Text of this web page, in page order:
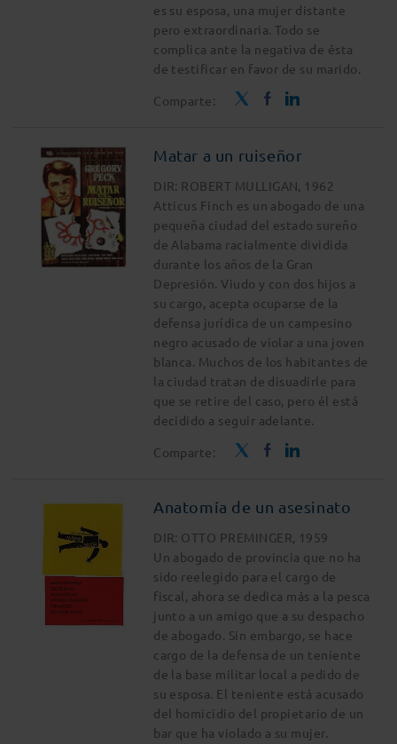
es su esposa, una mujer distante
pero extraordinaria. Todo se
complica ante la negativa de ésta
de testificar en favor de su marido.
Comparte:
Matar a un ruiseñor
DIR: ROBERT MULLIGAN, 1962
Atticus Finch es un abogado de una
pequeña ciudad del estado sureño
de Alabama racialmente dividida
durante los años de la Gran
Depresión. Viudo y con dos hijos a
su cargo, acepta ocuparse de la
defensa jurídica de un campesino
negro acusado de violar a una joven
blanca. Muchos de los habitantes de
la ciudad tratan de disuadirle para
que se retire del caso, pero él está
decidido a seguir adelante.
Comparte:
Anatomía de un asesinato
DIR: OTTO PREMINGER, 1959
Un abogado de provincia que no ha
sido reelegido para el cargo de
fiscal, ahora se dedica más a la pesca
junto a un amigo que a su despacho
de abogado. Sin embargo, se hace
cargo de la defensa de un teniente
de la base militar local a pedido de
su esposa. El teniente está acusado
del homicidio del propietario de un
bar que ha violado a su mujer.